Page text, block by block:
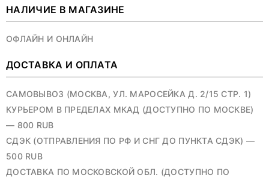
НАЛИЧИЕ В МАГАЗИНЕ
ОФЛАЙН И ОНЛАЙН
ДОСТАВКА И ОПЛАТА
САМОВЫВОЗ (МОСКВА, УЛ. МАРОСЕЙКА Д. 2/15 СТР. 1)
КУРЬЕРОМ В ПРЕДЕЛАХ МКАД (ДОСТУПНО ПО МОСКВЕ)
— 800 RUB
СДЭК (ОТПРАВЛЕНИЯ ПО РФ И СНГ ДО ПУНКТА СДЭК) —
500 RUB
ДОСТАВКА ПО МОСКОВСКОЙ ОБЛ. (ДОСТУПНО ПО